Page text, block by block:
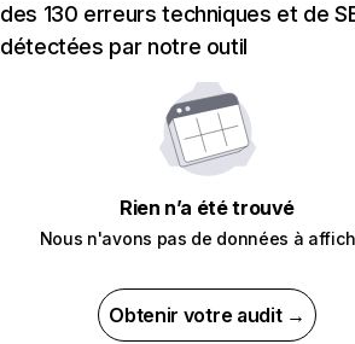
des 130 erreurs techniques et de
détectées par notre outil
Rien n’a été trouvé
Nous n'avons pas de données à
Obtenir votre audit →